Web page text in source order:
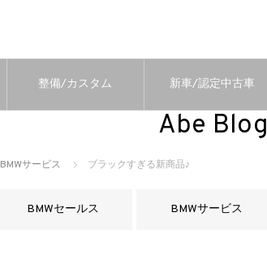
整備/カスタム 新車/認定中古車
Abe Blog
BMWサービス ブラックすぎる新商品♪
BMWセールス BMWサービス